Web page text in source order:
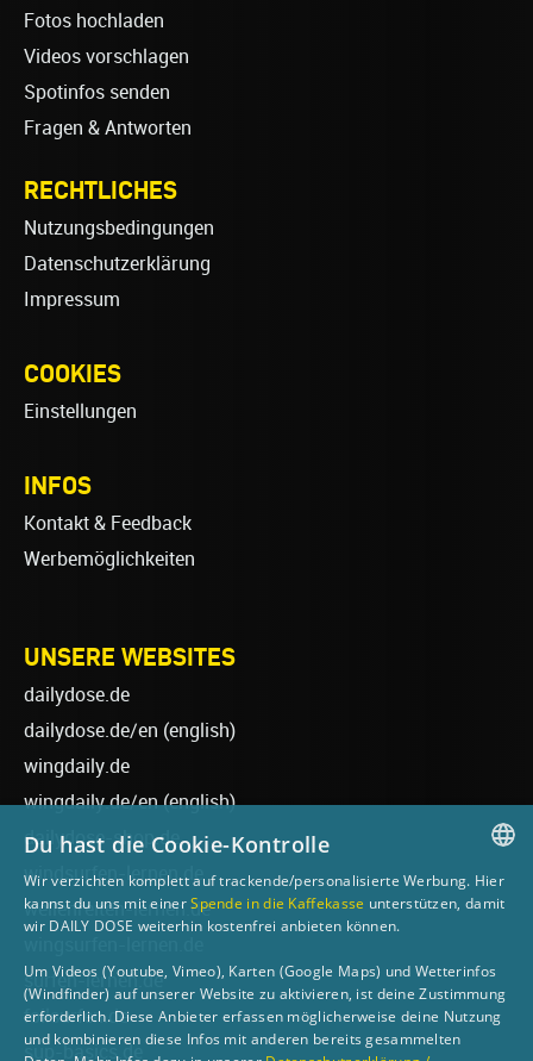
Fotos hochladen
Videos vorschlagen
Spotinfos senden
Fragen & Antworten
RECHTLICHES
Nutzungsbedingungen
Datenschutzerklärung
Impressum
COOKIES
Einstellungen
INFOS
Kontakt & Feedback
Werbemöglichkeiten
UNSERE WEBSITES
dailydose.de
dailydose.de/en (english)
wingdaily.de
wingdaily.de/en(english)
dailydose-shop.de
windsurfen-lernen.de
wellenreiten-lernen.de
surfen-lernen.de
foilsurfen.de
sup-basics.de
GERMAN
Du hast die Cookie-Kontrolle
Wir verzichten komplett auf trackende/personalisierte Werbung. Hier
kannst du uns mit einerSpende in die Kaffekasse unterstützen, damit
wir DAILY DOSE weiterhin kostenfrei anbieten können.
Um Videos (Youtube, Vimeo), Karten (Google Maps) und Wetterinfos
(Windfinder) auf unserer Website zu aktivieren, ist deine Zustimmung
erforderlich. Diese Anbieter erfassen möglicherweise deine Nutzung
und kombinieren diese Infos mit anderen bereits gesammelten